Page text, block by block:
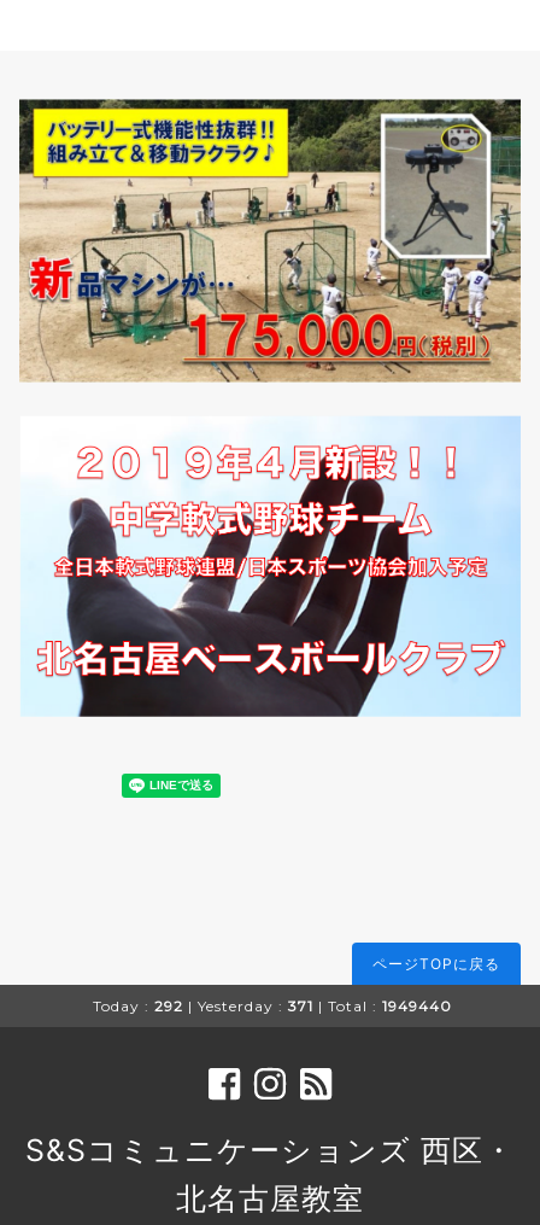
ページTOPに戻る
Today : 292 | Yesterday : 371 | Total : 1949440
S&Sコミュニケーションズ 西区・
北名古屋教室